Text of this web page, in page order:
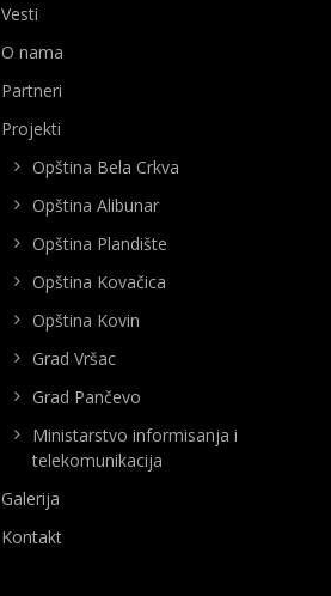
Vesti
O nama
Partneri
Projekti
Opština Bela Crkva
Opština Alibunar
Opština Plandište
Opština Kovačica
Opština Kovin
Grad Vršac
Grad Pančevo
Ministarstvo informisanja i
telekomunikacija
Galerija
Kontakt